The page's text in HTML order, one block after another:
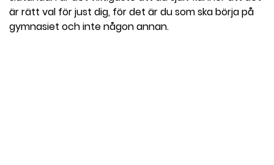
är rätt val för just dig, för det är du som ska börja på
gymnasiet och inte någon annan.